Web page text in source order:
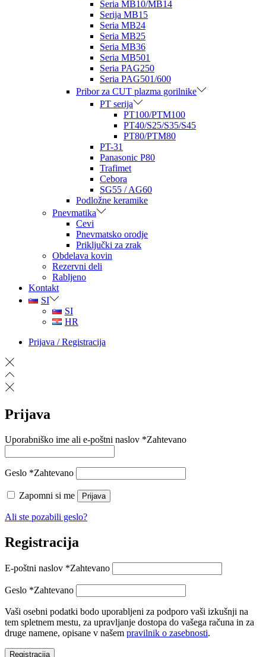
Seria MB10/MB14
Serija MB15
Seria MB24
Seria MB25
Seria MB36
Seria MB501
Seria PAG250
Seria PAG501/600
Pribor za CUT plazma gorilnike
PT serija
PT100/PTM100
PT40/S25/S35/S45
PT80/PTM80
PT-31
Panasonic P80
Trafimet
Cebora
SG55 / AG60
Podložne keramike
Pnevmatika
Cevi
Pnevmatsko orodje
Priključki za zrak
Obdelava kovin
Rezervni deli
Rabljeno
Kontakt
SI
SI
HR
Prijava / Registracija
Prijava
Uporabniško ime ali e-poštni naslov *Zahtevano
Geslo *Zahtevano
Zapomni si me Prijava
Ali ste pozabili geslo?
Registracija
E-poštni naslov *Zahtevano
Geslo *Zahtevano
Vaši osebni podatki bodo uporabljeni za podporo vaši izkušnji na
tem spletnem mestu, za upravljanje dostopa do vašega računa in za
druge namene, opisane v našem pravilnik o zasebnosti.
Registracija